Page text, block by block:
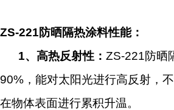
ZS-221防晒隔热涂料性能：
1、高热反射性： ZS-221防晒
90%，能对太阳光进行高反射，
在物体表面进行累积升温。